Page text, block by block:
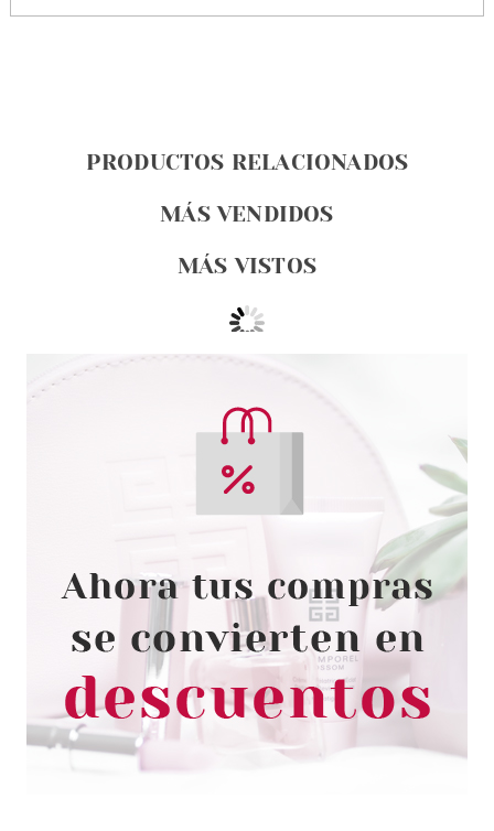
PRODUCTOS RELACIONADOS
MÁS VENDIDOS
MÁS VISTOS
L´OREAL
L'ORÉAL NUDE MAGIQUE BB
UNIVERSAL ROSEY BLUSH
15ML
desde
3.99€